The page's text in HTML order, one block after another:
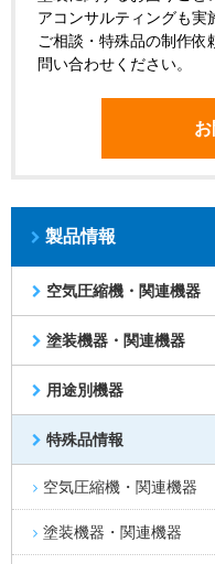
アコンサルティングも実
ご相談・特殊品の制作依
問い合わせください。
製品情報
空気圧縮機・関連機器
塗装機器・関連機器
用途別機器
特殊品情報
空気圧縮機・関連機器
塗装機器・関連機器